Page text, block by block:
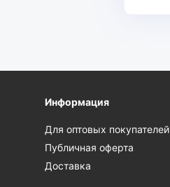
Информация
Для оптовых покупателей
Публичная оферта
Доставка